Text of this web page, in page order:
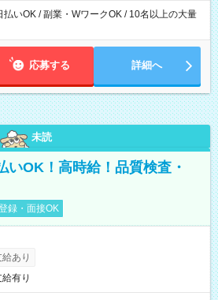
払いOK / 副業・WワークOK / 10名以上の大量
応募する 詳細へ
未読
いOK！高時給！品質検査・
録・面接OK
あり
有り